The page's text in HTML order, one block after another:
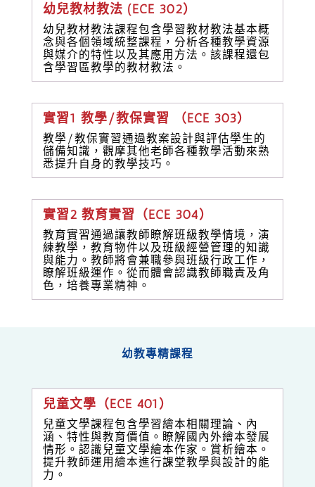
幼兒教材教法 (ECE 302）
幼兒教材教法課程包含學習教材教法基本概
念與各個領域統整課程，分析各種教學資源
與媒介的特性以及其應用方法。該課程還包
含學習區教學的教材教法。
實習1 教學/教保實習 （ECE 303）
教學/教保實習通過教案設計與評估學生的
儲備知識，觀摩其他老師各種教學活動來熟
悉提升自身的教學技巧。
實習2 教育實習（ECE 304）
教育實習通過讓教師瞭解班級教學情境，演
練教學，教育物件以及班級經營管理的知識
與能力。教師將會兼職參與班級行政工作，
瞭解班級運作。從而體會認識教師職責及角
色，培養專業精神。
幼教專精課程
兒童文學（ECE 401）
兒童文學課程包含學習繪本相關理論、內
涵、特性與教育價值。瞭解國內外繪本發展
情形。認識兒童文學繪本作家。賞析繪本。
提升教師運用繪本進行課堂教學與設計的能
力。